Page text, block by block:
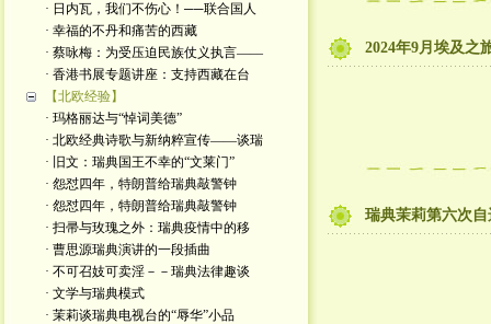
· 日内瓦，我们不伤心！──联合国人
· 幸福的不丹和痛苦的西藏
· 蔡咏梅：为受压迫民族仗义执言——
· 香港书展专题讲座：支持西藏在台
【北欧经验】
· 玛格丽达与“悼词美德”
· 北欧经典诗歌与新纳粹宣传——谈瑞
· 旧文：瑞典国王不幸的“文莱门”
· 怨怼四年，特朗普给瑞典敲警钟
· 怨怼四年，特朗普给瑞典敲警钟
· 扫帚与玫瑰之外：瑞典疫情中的移
· 曹思源瑞典演讲的一段插曲
· 不可召妓可卖淫－－瑞典法律趣谈
· 文学与瑞典模式
· 茉莉谈瑞典电视台的“辱华”小品
2024年9月埃及之
瑞典茉莉第六次